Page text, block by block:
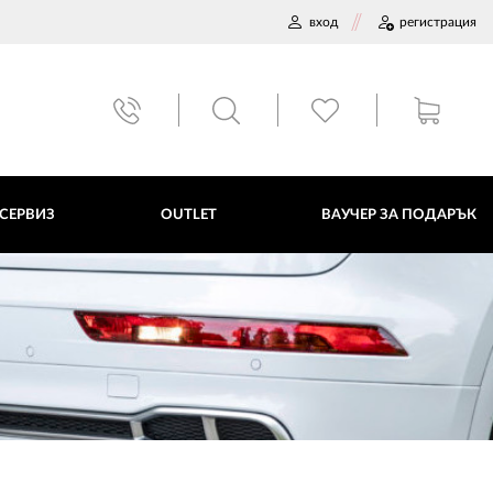
вход регистрация
OUTLET ВАУЧЕР ЗА ПОДАРЪК